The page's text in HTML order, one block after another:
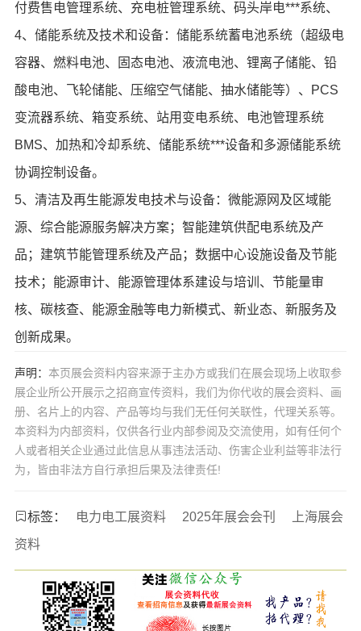
付费售电管理系统、充电桩管理系统、码头岸电***系统、
4、储能系统及技术和设备：储能系统蓄电池系统（超级电
容器、燃料电池、固态电池、液流电池、锂离子储能、铅
酸电池、飞轮储能、压缩空气储能、抽水储能等）、PCS
变流器系统、箱变系统、站用变电系统、电池管理系统
BMS、加热和冷却系统、储能系统***设备和多源储能系统
协调控制设备。
5、清洁及再生能源发电技术与设备：微能源网及区域能
源、综合能源服务解决方案；智能建筑供配电系统及产
品；建筑节能管理系统及产品；数据中心设施设备及节能
技术；能源审计、能源管理体系建设与培训、节能量审
核、碳核查、能源金融等电力新模式、新业态、新服务及
创新成果。
声明： 本页展会资料内容来源于主办方或我们在展会现场上收取参
展企业所公开展示之招商宣传资料，我们为你代收的展会资料、画
册、名片上的内容、产品等均与我们无任何关联性，代理关系等。
本资料为内部资料，仅供各行业内部参阅及交流使用，如有任何个
人或者相关企业通过此信息从事违法活动、伤害企业利益等非法行
为，皆由非法方自行承担后果及法律责任!
标签： 电力电工展资料 2025年展会会刊
上海展会
资料